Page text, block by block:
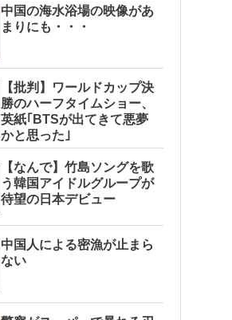
中国の海水浴場の映像があ
まりにも・・・
【批判】ワールドカップ決
勝のハーフタイムショー、
英紙｢BTSが出てきて悪夢
かと思った｣
【なんで】竹島ソングを歌
う韓国アイドルグループが
待望の日本デビュー
中国人による密漁が止まら
ない